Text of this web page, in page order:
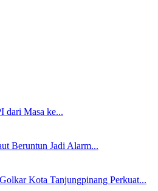
dari Masa ke...
Beruntun Jadi Alarm...
Kota Tanjungpinang Perkuat...